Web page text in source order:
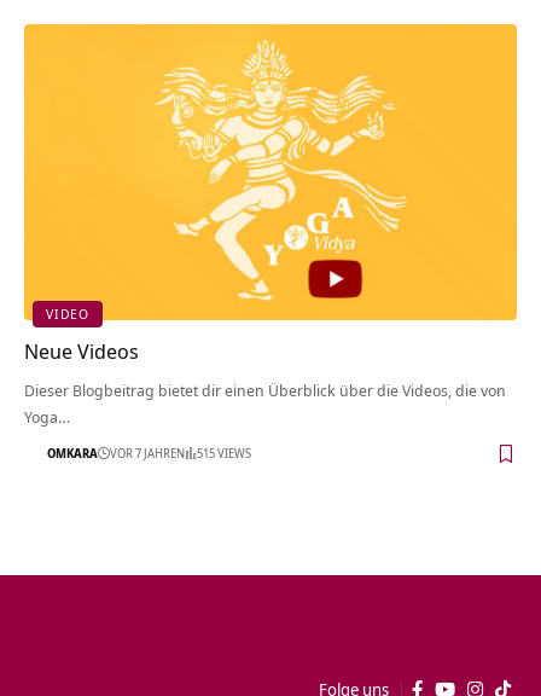
VIDEO
Neue Videos
Dieser Blogbeitrag bietet dir einen Überblick über die Videos, die von
Yoga…
OMKARA VOR 7 JAHREN 515 VIEWS
Folge uns